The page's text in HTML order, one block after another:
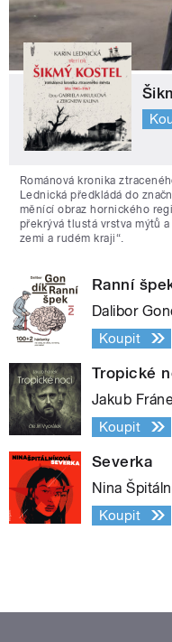
Románová kronika
Lednická předkládá do
měnící obraz hornického
překrývá tlustá vrstva mýtů
zemi a rudém kraji“.
Ranní
Dalibor
Koupit
Tropické
Jakub
Koupit
Severka
Nina
Koupit